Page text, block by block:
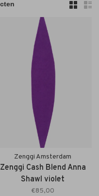
Zenggi Amsterdam
Zenggi Cash Blend Anna
Shawl violet
€85,00